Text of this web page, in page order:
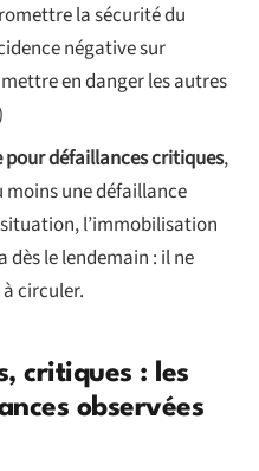
la sécurité du
négative sur
en danger les autres
défaillances critiques,
une défaillance
l’immobilisation
le lendemain : il ne
circuler.
critiques : les
observées